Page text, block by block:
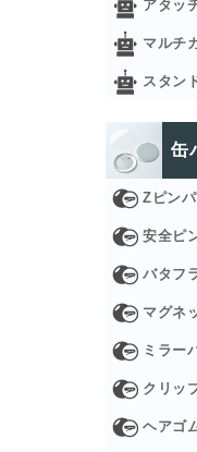
アタッ
マルチ
スタン
缶
Zピン
安全ピ
バタフ
マグネ
ミラー
クリッ
ヘアゴ